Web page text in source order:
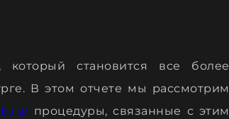
становится все более
В этом отчете мы рассмотрим
процедуры, связанные с этим